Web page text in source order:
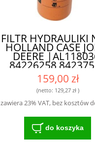
FILTR HYDRAULIKI
HOLLAND CASE
DEERE
84226258
81863799
HF6553 87413810
48142231|
WYSOKIEJ KLASY
DLA
MECHANIKÓW
159,00 zł
(netto: 129,27 zł)
zawiera 23% VAT, bez kosztów
do koszyka